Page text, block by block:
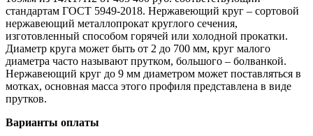
стандартам ГОСТ 5949-2018. Нержавеющий круг – сортовой
нержавеющий металлопрокат круглого сечения,
изготовленный способом горячей или холодной прокатки.
Диаметр круга может быть от 2 до 700 мм, круг малого
диаметра часто называют прутком, большого – болванкой.
Нержавеющий круг до 9 мм диаметром может поставляться в
мотках, основная масса этого профиля представлена в виде
прутков.
Варианты оплаты